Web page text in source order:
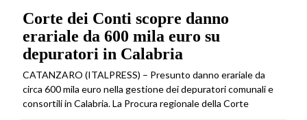
Corte dei Conti scopre danno
erariale da 600 mila euro su
depuratori in Calabria
CATANZARO (ITALPRESS) – Presunto danno erariale da
circa 600 mila euro nella gestione dei depuratori comunali e
consortili in Calabria. La Procura regionale della Corte